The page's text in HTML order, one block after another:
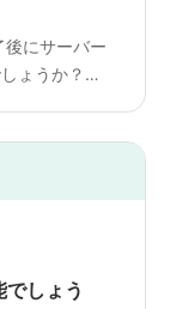
後にサーバー
ょうか？
でしょう